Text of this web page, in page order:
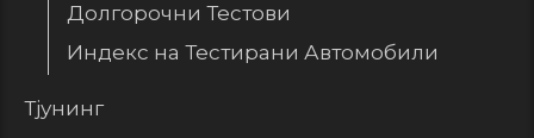
Долгорочни Тестови
Индекс на Тестирани Автомобили
Тјунинг